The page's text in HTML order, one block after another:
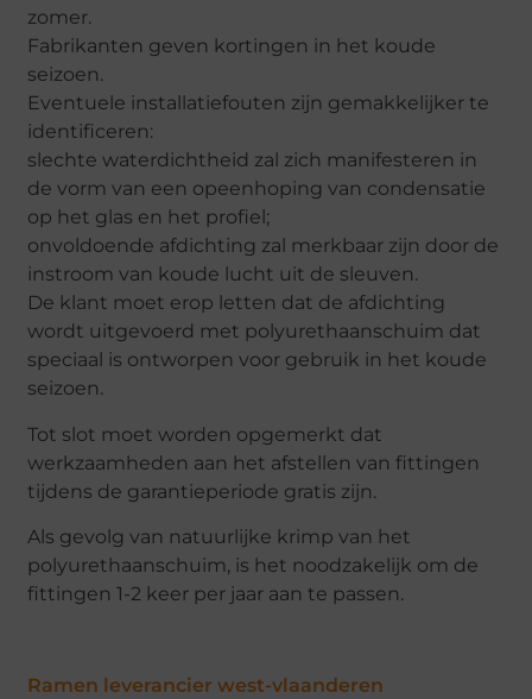
zomer.
Fabrikanten geven kortingen in het koude
seizoen.
Eventuele installatiefouten zijn gemakkelijker te
identificeren:
slechte waterdichtheid zal zich manifesteren in
de vorm van een opeenhoping van condensatie
op het glas en het profiel;
onvoldoende afdichting zal merkbaar zijn door de
instroom van koude lucht uit de sleuven.
De klant moet erop letten dat de afdichting
wordt uitgevoerd met polyurethaanschuim dat
speciaal is ontworpen voor gebruik in het koude
seizoen.
Tot slot moet worden opgemerkt dat
werkzaamheden aan het afstellen van fittingen
tijdens de garantieperiode gratis zijn.
Als gevolg van natuurlijke krimp van het
polyurethaanschuim, is het noodzakelijk om de
fittingen 1-2 keer per jaar aan te passen.
Ramen leverancier west-vlaanderen